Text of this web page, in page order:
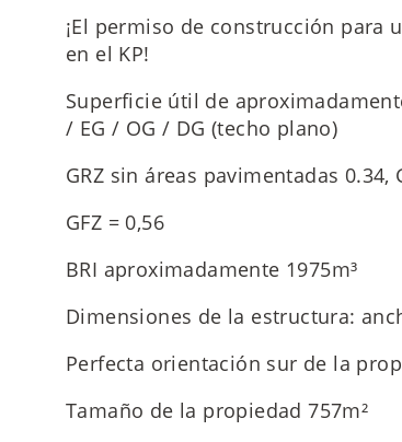
¡El permiso de construcción para
en el KP!
Superficie útil de
/ EG / OG / DG (techo plano)
GRZ sin áreas pavimentadas
GFZ = 0,56
BRI aproximadamente 1975m³
Dimensiones de la estructura:
Perfecta orientación sur de la
Tamaño de la propiedad 757m²